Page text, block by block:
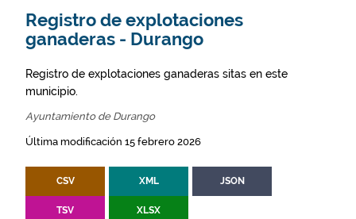
Registro de explotaciones
ganaderas - Durango
Registro de explotaciones ganaderas sitas en este
municipio.
Ayuntamiento de Durango
Última modificación 15 febrero 2026
CSV XML JSON
TSV XLSX